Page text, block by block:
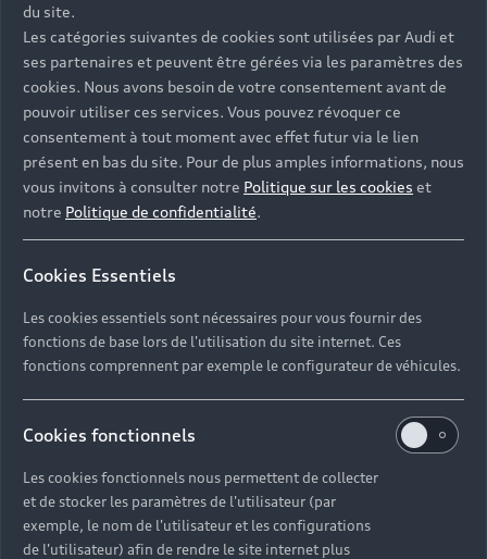
58 Véhicules d'occasion
Les services disponibles
dans vos concessions Audi
de Paris
du site.
Les catégories suivantes de cookies sont utilisées par Audi et
ses partenaires et peuvent être gérées via les paramètres des
cookies. Nous avons besoin de votre consentement avant de
pouvoir utiliser ces services. Vous pouvez révoquer ce
consentement à tout moment avec effet futur via le lien
présent en bas du site. Pour de plus amples informations, nous
vous invitons à consulter notre Politique sur les cookies et
notre Politique de confidentialité.
Cookies Essentiels
Les cookies essentiels sont nécessaires pour vous fournir des
fonctions de base lors de l'utilisation du site internet. Ces
fonctions comprennent par exemple le configurateur de véhicules.
Cookies fonctionnels
Les cookies fonctionnels nous permettent de collecter
et de stocker les paramètres de l'utilisateur (par
exemple, le nom de l'utilisateur et les configurations
de l'utilisateur) afin de rendre le site internet plus